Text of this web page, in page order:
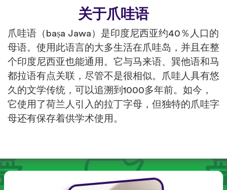
关于爪哇语
爪哇语（baṣa Jawa）是印度尼西亚约40％人口的
母语。使用此语言的大多生活在爪哇岛，并且在整
个印度尼西亚也能通用。它与马来语、巽他语和马
都拉语有点关联，尽管不是很相似。爪哇人具有悠
久的文学传统，可以追溯到1000多年前。如今，
它使用了荷兰人引入的拉丁字母，但独特的爪哇字
母还有保存着供学术使用。